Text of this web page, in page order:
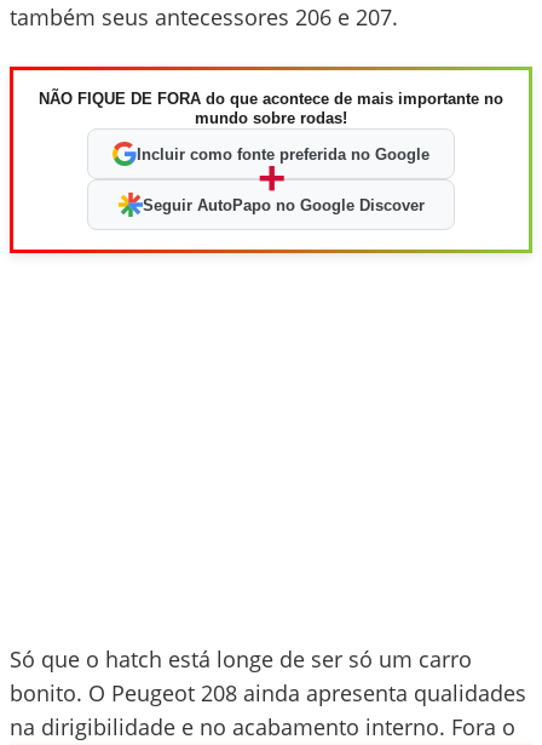
também seus antecessores 206 e 207.
NÃO FIQUE DE FORA do que acontece de mais importante no
mundo sobre rodas!
Incluir como fonte preferida no Google
+
Seguir AutoPapo no Google Discover
Só que o hatch está longe de ser só um carro
bonito. O Peugeot 208 ainda apresenta qualidades
na dirigibilidade e no acabamento interno. Fora o